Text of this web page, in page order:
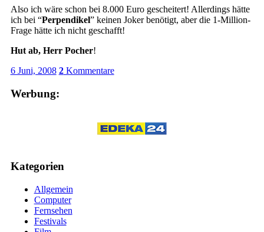
Also ich wäre schon bei 8.000 Euro gescheitert! Allerdings hätte
ich bei “Perpendikel” keinen Joker benötigt, aber die 1-Million-
Frage hätte ich nicht geschafft!
Hut ab, Herr Pocher!
6 Juni, 2008 2Kommentare
Werbung:
Kategorien
Allgemein
Computer
Fernsehen
Festivals